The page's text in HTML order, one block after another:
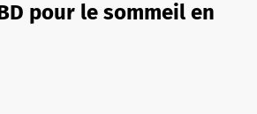
pour le sommeil en